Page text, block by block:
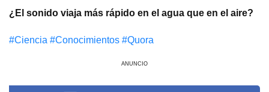
¿El sonido viaja más rápido en el agua que en el aire?
#Сiencia #Conocimientos #Quora
ANUNCIO